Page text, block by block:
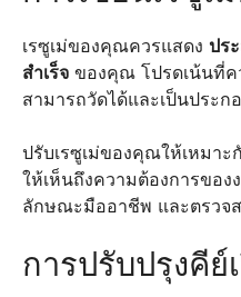
เรซูเม่ของคุณควรแสดง ปร
สำเร็จ ของคุณ โปรดเน้นที่ค
สามารถวัดได้และเป็นประก
ปรับเรซูเม่ของคุณให้เหมา
ให้เห็นถึงความต้องการของ
ลักษณะมืออาชีพ และตรวจ
การปรับปรุงคีย์